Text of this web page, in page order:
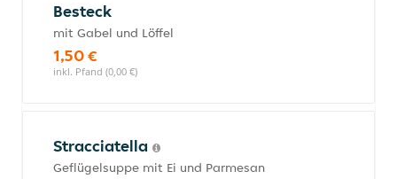
Besteck
mit Gabel und Löffel
1,50 €
inkl. Pfand (0,00 €)
Stracciatella
Geflügelsuppe mit Ei und Parmesan